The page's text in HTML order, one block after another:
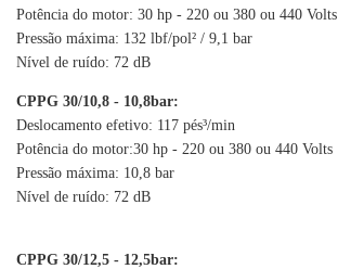
Potência do motor: 30 hp - 220 ou 380 ou 440 Volts
Pressão máxima: 132 lbf/pol² / 9,1 bar
Nível de ruído: 72 dB
CPPG 30/10,8 - 10,8bar:
Deslocamento efetivo: 117 pés³/min
Potência do motor:30 hp - 220 ou 380 ou 440 Volts
Pressão máxima: 10,8 bar
Nível de ruído: 72 dB
CPPG 30/12,5 - 12,5bar: